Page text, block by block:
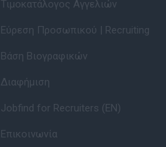
Τιμοκατάλογος Αγγελιών
Εύρεση Προσωπικού | Recruiting
Βάση Βιογραφικών
Διαφήμιση
Jobfind for Recruiters (EN)
Επικοινωνία